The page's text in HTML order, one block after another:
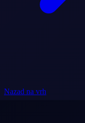
Nazad na vrh